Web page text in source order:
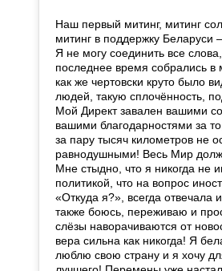
Наш первый митинг, митинг
митинг в поддержку Беларуси
Я не могу соединить все
последнее время собрались в
как же чертовски круто было
людей, такую сплочённость,
Мой Директ завален вашими
вашими благодарностями за
за пару тысяч километров не
равнодушными! Весь Мир
Мне стыдно, что я никогда не
политикой, что на вопрос
«Откуда я?», всегда отвечала
также боюсь, переживаю и
слёзы наворачиваются от
вера сильна как никогда! Я
люблю свою страну и я хочу